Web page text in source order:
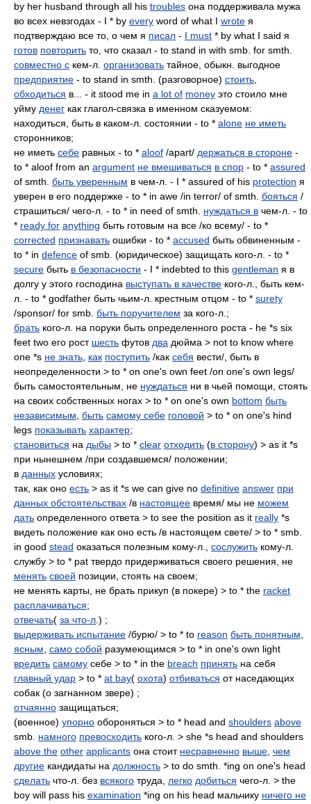
by her husband through all his troubles она поддерживала мужа
во всех невзгодах - I * by every word of what I wrote я
подтверждаю все то, о чем я писал - I must * by what I said я
готов повторить то, что сказал - to stand in with smb. for smth.
совместно с кем-л. организовать тайное, обыкн. выгодное
предприятие - to stand in smth. (разговорное) стоить
обходиться в... - it stood me in a lot of money это стоило мне
уйму денег как глагол-связка в именном сказуемом:
находиться, быть в каком-л. состоянии - to * alone не иметь
сторонников;
не иметь себе равных - to * aloof /apart/ держаться в стороне -
to * aloof from an argument не вмешиваться в спор - to * assured
of smth. быть уверенным в чем-л. - I * assured of his protection я
уверен в его поддержке - to * in awe /in terror/ of smth. бояться /
страшиться/ чего-л. - to * in need of smth. нуждаться в чем-л. - to
* ready for anything быть готовым на все /ко всему/ - to *
corrected признавать ошибки - to * accused быть обвиненным -
to * in defence of smb. (юридическое) защищать кого-л. - to *
secure быть в безопасности - I * indebted to this gentleman я в
долгу у этого господина выступать в качестве кого-л., быть кем-
л. - to * godfather быть чьим-л. крестным отцом - to * surety
/sponsor/ for smb. быть поручителем за кого-л.;
брать кого-л. на поруки быть определенного роста - he *s six
feet two его рост шесть футов два дюйма > not to know where
one *s не знать как поступить /как себя вести/, быть в
неопределенности > to * on one's own feet /on one's own legs/
быть самостоятельным, не нуждаться ни в чьей помощи, стоять
на своих собственных ногах > to * on one's own bottom быть
независимым быть самому себе головой > to * on one's hind
legs показывать характер;
становиться на дыбы > to * clear отходить (в сторону) > as it *s
при нынешнем /при создавшемся/ положении;
в данных условиях;
так, как оно есть > as it *s we can give no definitive answer при
данных обстоятельствах /в настоящее время/ мы не можем
дать определенного ответа > to see the position as it really *s
видеть положение как оно есть /в настоящем свете/ > to * smb.
in good stead оказаться полезным кому-л., сослужить кому-л.
службу > to * pat твердо придерживаться своего решения, не
менять своей позиции, стоять на своем;
не менять карты, не брать прикуп (в покере) > to * the racket
расплачиваться;
отвечать( за что-л .) ;
выдерживать испытание /бурю/ > to * to reason быть понятным
ясным само собой разумеющимся > to * in one's own light
вредить самому себе > to * in the breach принять на себя
главный удар > to * at bay( охота) отбиваться от наседающих
собак (о загнанном звере) ;
отчаянно защищаться;
(военное) упорно обороняться > to * head and shoulders above
smb. намного превосходить кого-л. > she *s head and shoulders
above the other applicants она стоит несравненно выше чем
другие кандидаты на должность > to do smth. *ing on one's head
сделать что-л. без всякого труда, легко добиться чего-л. > the
boy will pass his examination *ing on his head мальчику ничего не